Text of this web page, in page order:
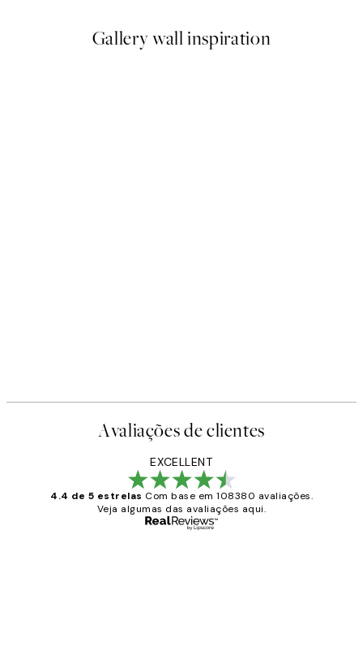
Gallery wall inspiration
Avaliações de clientes
EXCELLENT
4.4 de 5 estrelas Com base em 108380 avaliações.
Veja algumas das avaliações aqui.